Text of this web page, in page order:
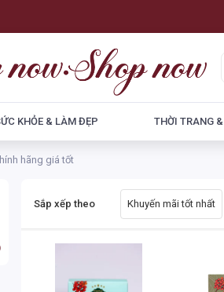
KHỎE & LÀM ĐẸP THỜI TRANG
hãng giá tốt
Sắp xếp theo Khuyến mãi tốt nhất